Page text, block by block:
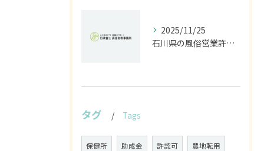
2025/11/25
石川県の風俗営業許可なら行政書士高見裕樹事務所｜金沢・野々市・白山対応｜警察事前相談から図面作成まで
タグ Tags
保健所 助成金 許認可 農地転用